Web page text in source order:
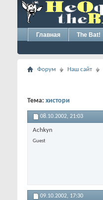
Главная The Bat!
Форум Наш сайт
Тема: хистори
08.10.2002, 21:03
Achkyn
Guest
09.10.2002, 17:30